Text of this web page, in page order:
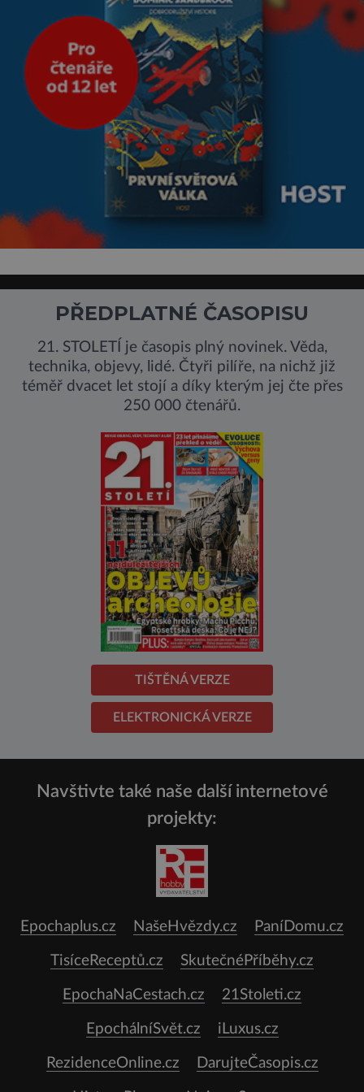
extrémně
PŘEDPLATNÉ ČASOPISU
21. STOLETÍ je časopis plný novinek. Věda,
technika, objevy, lidé. Čtyři pilíře, na nichž již
téměř dvacet let stojí a díky kterým jej čte přes
250 000 čtenářů.
TIŠTĚNÁ VERZE
ELEKTRONICKÁ VERZE
Navštivte také naše další internetové
projekty:
Epochaplus.cz NašeHvězdy.cz PaníDomu.cz
TisíceReceptů.cz SkutečnéPříběhy.cz
EpochaNaCestach.cz 21Stoleti.cz
EpochálníSvět.cz iLuxus.cz
RezidenceOnline.cz DarujteČasopis.cz